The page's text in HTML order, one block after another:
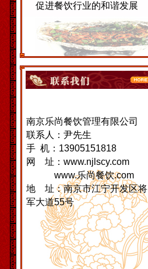
促进餐饮行业的和谐发展
南京乐尚餐饮管理有限公司
联系人：尹先生
手 机：13905151818
网 址：www.njlscy.com
www.乐尚餐饮.com
地 址：南京市江宁开发区将
军大道55号